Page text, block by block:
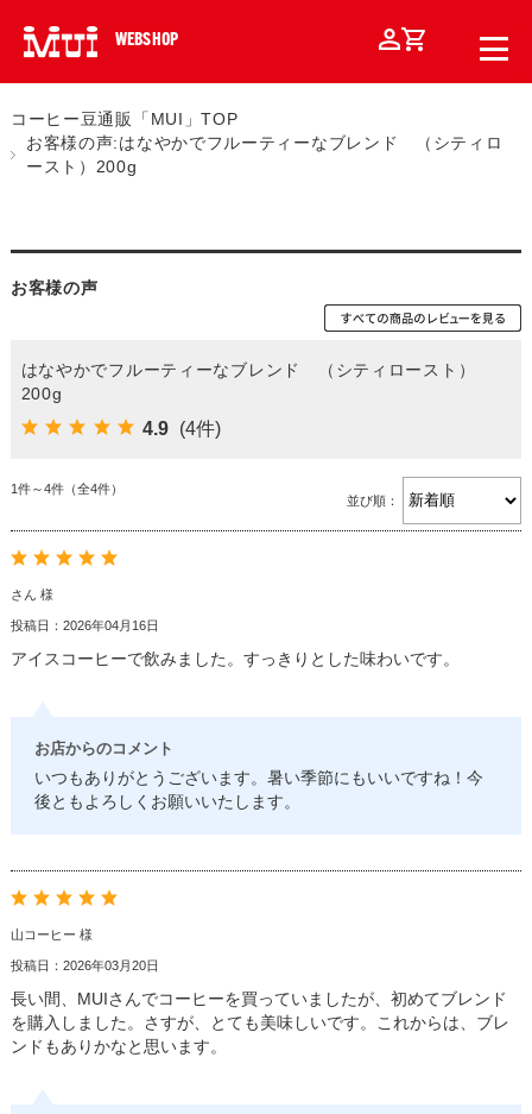
WEBSHOP
コーヒー豆通販「MUI」TOP
お客様の声:はなやかでフルーティーなブレンド （シティロ
ースト）200g
お客様の声
はなやかでフルーティーなブレンド （シティロースト）
200g
4.9 (4件)
1件～4件（全4件）
並び順：
さん 様
投稿日：2026年04月16日
アイスコーヒーで飲みました。すっきりとした味わいです。
お店からのコメント
いつもありがとうございます。暑い季節にもいいですね！今
後ともよろしくお願いいたします。
山コーヒー 様
投稿日：2026年03月20日
長い間、MUIさんでコーヒーを買っていましたが、初めてブレンド
を購入しました。さすが、とても美味しいです。これからは、ブレ
ンドもありかなと思います。